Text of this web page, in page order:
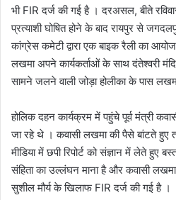
भी FIR दर्ज की गई है । दरअसल, बीते
प्रत्याशी घोषित होने के बाद रायपुर से
कांग्रेस कमेटी द्वारा एक बाइक रैली का
लखमा अपने कार्यकर्ताओं के साथ दंतेश्वरी
सामने जलने वाली जोड़ा होलीका के पास
होलिक दहन कार्यक्रम में पहुंचे पूर्व मंत्री
जा रहे थे । कवासी लखमा की पैसे बांटते हुए
मीडिया में छपी रिपोर्ट को संज्ञान में लेते हुए
संहिता का उल्लंघन माना है और कवासी
सुशील मौर्य के खिलाफ FIR दर्ज की गई है ।